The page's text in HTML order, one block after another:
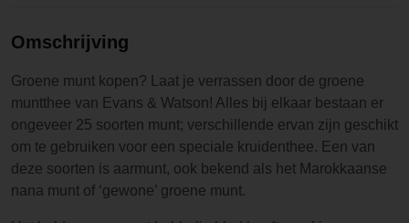
Omschrijving
Groene munt kopen? Laat je verrassen door de groene
muntthee van Evans & Watson! Alles bij elkaar bestaan er
ongeveer 25 soorten munt; verschillende ervan zijn geschikt
om te gebruiken voor een speciale kruidenthee. Een van
deze soorten is aarmunt, ook bekend als het Marokkaanse
nana munt of ‘gewone’ groene munt.